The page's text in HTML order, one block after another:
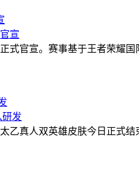
宣
式官宣。赛事基于王者荣耀
研发
乙真人双英雄皮肤今日正式